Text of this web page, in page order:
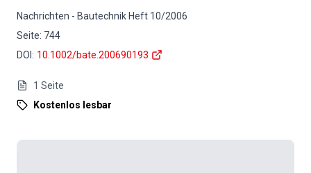
Nachrichten - Bautechnik Heft 10/2006
Seite: 744
DOI : 10.1002/bate.200690193
1 Seite
Kostenlos lesbar